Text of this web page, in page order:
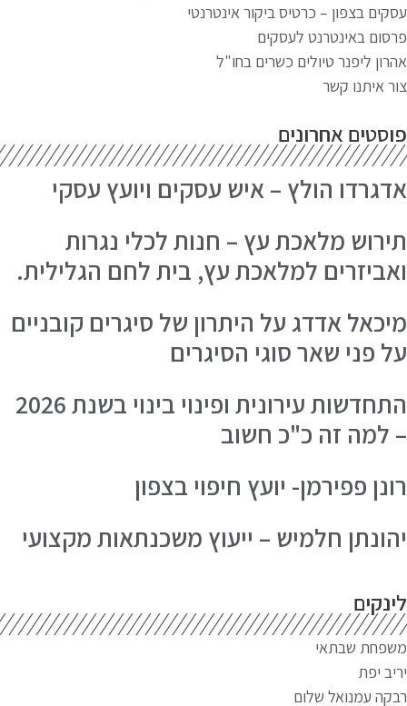
בצפון – כרטיס ביקור אינטרנטי
באינטרנט לעסקים
ליפנר טיולים כשרים בחו"ל
איתנו קשר
אחרונים
הולץ – איש עסקים ויועץ עסקי
מלאכת עץ – חנות לכלי נגרות
למלאכת עץ, בית לחם הגלילית.
אדדג על היתרון של סיגרים קובניים
פני שאר סוגי הסיגרים
התחדשות עירונית ופינוי בינוי בשנת 2026
למה זה כ"כ חשוב
פפירמן- יועץ חיפוי בצפון
חלמיש – ייעוץ משכנתאות מקצועי
שבתאי
יפת
עמנואל שלום